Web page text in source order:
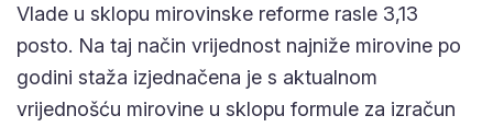
Vlade u sklopu mirovinske reforme rasle 3,13
posto. Na taj način vrijednost najniže mirovine po
godini staža izjednačena je s aktualnom
vrijednošću mirovine u sklopu formule za izračun